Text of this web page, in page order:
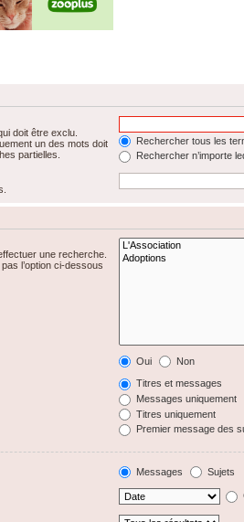
doit être exclu.
un des mots doit
partielles.
Rechercher tous les
Rechercher n’importe
une recherche.
l’option ci-dessous
Oui Non
Titres et messages
Messages uniquement
Titres uniquement
Premier message des
Messages Sujets